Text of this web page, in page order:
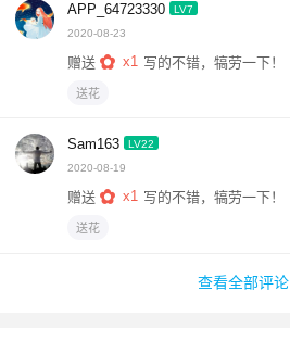
APP_64723330 LV7
2020-08-23
赠送 x1 写的不错，犒劳一下！
送花
Sam163 LV22
2020-08-19
赠送 x1 写的不错，犒劳一下！
送花
查看全部评论